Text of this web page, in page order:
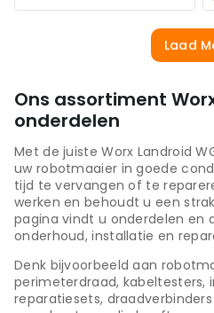
Laad
Ons assortiment
onderdelen
Met de juiste Worx Landroid
uw robotmaaier in goede
tijd te vervangen of te
werken en behoudt u een
pagina vindt u onderdelen en
onderhoud, installatie en
Denk bijvoorbeeld aan
perimeterdraad, kabeltesters,
reparatiesets,